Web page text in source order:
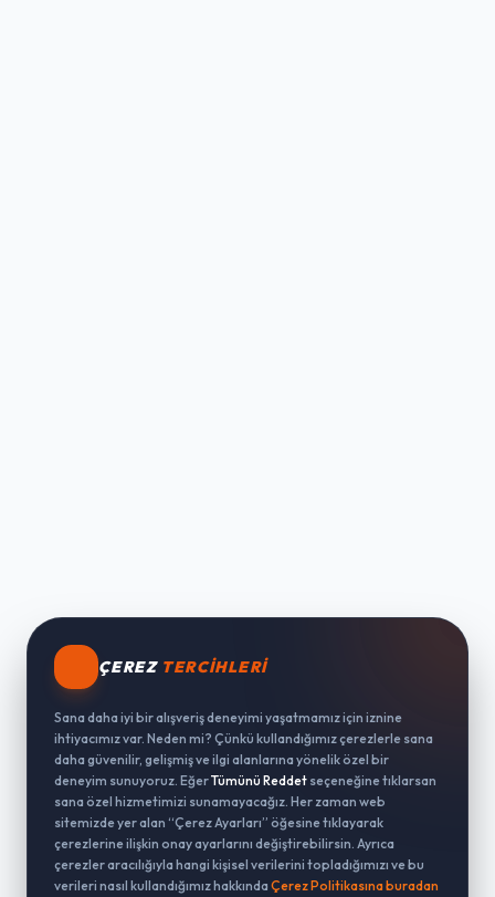
ÇEREZ TERCIHLERI
Sana daha iyi bir alışveriş deneyimi yaşatmamız için iznine
ihtiyacımız var. Neden mi? Çünkü kullandığımız çerezlerle sana
daha güvenilir, gelişmiş ve ilgi alanlarına yönelik özel bir
deneyim sunuyoruz. EğerTümünü Reddet seçeneğine tıklarsan
sana özel hizmetimizi sunamayacağız. Her zaman web
sitemizde yer alan “Çerez Ayarları” öğesine tıklayarak
çerezlerine ilişkin onay ayarlarını değiştirebilirsin. Ayrıca
çerezler aracılığıyla hangi kişisel verilerini topladığımızı ve bu
verileri nasıl kullandığımız hakkında Çerez Politikasına buradan